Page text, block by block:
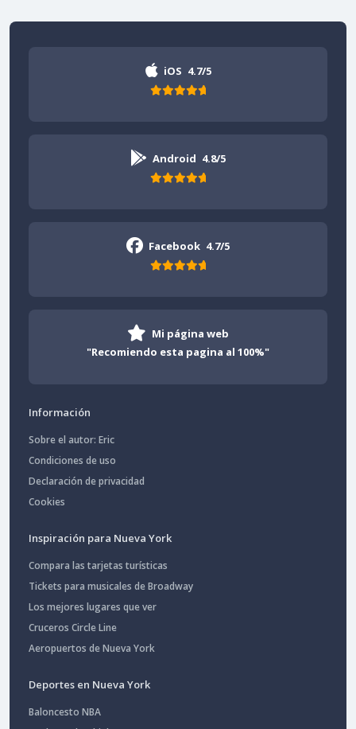
iOS 4.7/5
Android 4.8/5
Facebook 4.7/5
Mi página web
"Recomiendo esta pagina al 100%"
Información
Sobre el autor: Eric
Condiciones de uso
Declaración de privacidad
Cookies
Inspiración para Nueva York
Compara las tarjetas turísticas
Tickets para musicales de Broadway
Los mejores lugares que ver
Cruceros Circle Line
Aeropuertos de Nueva York
Deportes en Nueva York
Baloncesto NBA